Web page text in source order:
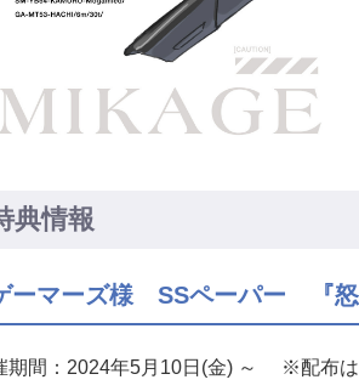
典情報
ーマーズ様 SSペーパー 『怒
期間：2024年5月10日(金) ～ ※配布は